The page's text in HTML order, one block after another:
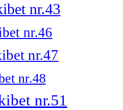
nr.43
nr.46
nr.47
nr.48
nr.51